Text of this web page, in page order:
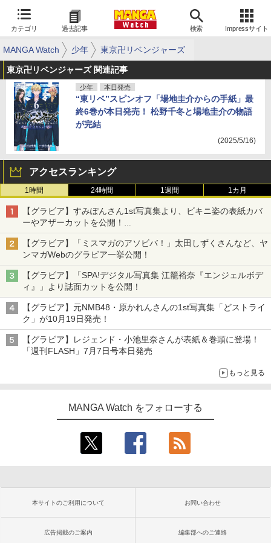
カテゴリ 過去記事 検索 Impressサイト
MANGA Watch 少年 東京卍リベンジャーズ
東京卍リベンジャーズ 関連記事
少年 本日発売
“東リベ”スピンオフ「場地圭介からの手紙」最
終6巻が本日発売！ 松野千冬と場地圭介の物語
が完結
(2025/5/16)
アクセスランキング
1時間 24時間 1週間 1カ月
【グラビア】すみぽんさん1st写真集より、ビキニ姿の表紙カバ
ーやアザーカットを公開！
タイトルは「offcourt（オフコート）」に決定
【グラビア】「ミスマガのアソビバ！」太田しずくさんなど、ヤ
ンマガWebのグラビア一挙公開！
【グラビア】「SPA!デジタル写真集 江籠裕奈『エンジェルボデ
ィ』」より誌面カットを公開！
【グラビア】元NMB48・原かれんさんの1st写真集「どストライ
ク」が10月19日発売！
【グラビア】レジェンド・小池里奈さんが表紙＆巻頭に登場！
「週刊FLASH」7月7日号本日発売
もっと見る
MANGA Watch をフォローする
本サイトのご利用について お問い合わせ
広告掲載のご案内 編集部へのご連絡